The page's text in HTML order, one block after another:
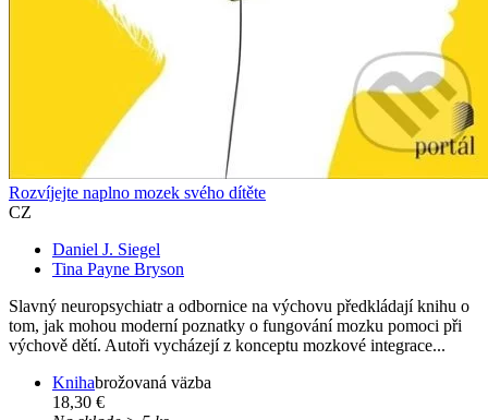
Rozvíjejte naplno mozek svého dítěte
CZ
Daniel J. Siegel
Tina Payne Bryson
Slavný neuropsychiatr a odbornice na výchovu předkládají knihu o
tom, jak mohou moderní poznatky o fungování mozku pomoci při
výchově dětí. Autoři vycházejí z konceptu mozkové integrace...
Knihabrožovaná väzba
18,30 €